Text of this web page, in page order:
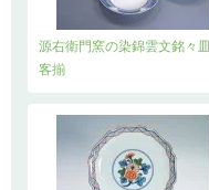
源右衛門窯の染錦雲文銘々
客揃